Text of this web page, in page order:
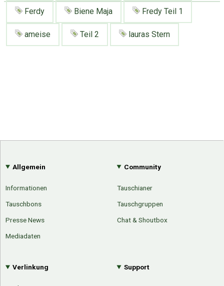
Ferdy Biene Maja Fredy Teil 1
ameise Teil 2 lauras Stern
Allgemein
Informationen
Tauschbons
Presse News
Mediadaten
Community
Tauschianer
Tauschgruppen
Chat & Shoutbox
Verlinkung Support